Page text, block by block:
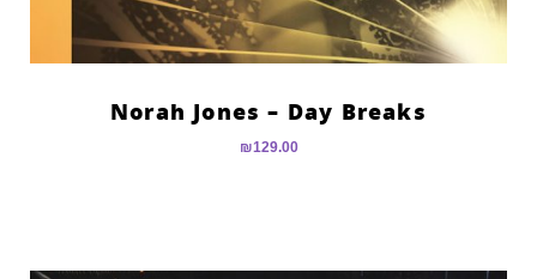
Norah Jones – Day Breaks
₪129.00